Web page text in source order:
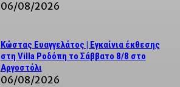
06/08/2026
Κώστας Ευαγγελάτος | Εγκαίνια έκθεσης
στη Villa Ροδόπη το Σάββατο 8/8 στο
Αργοστόλι
06/08/2026